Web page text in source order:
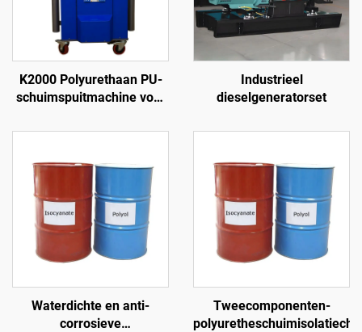
K2000 Polyurethaan PU-
schuimspuitmachine voor
Industrieel
dieselgeneratorset
Waterdichte en anti-
corrosieve
Tweecomponenten-